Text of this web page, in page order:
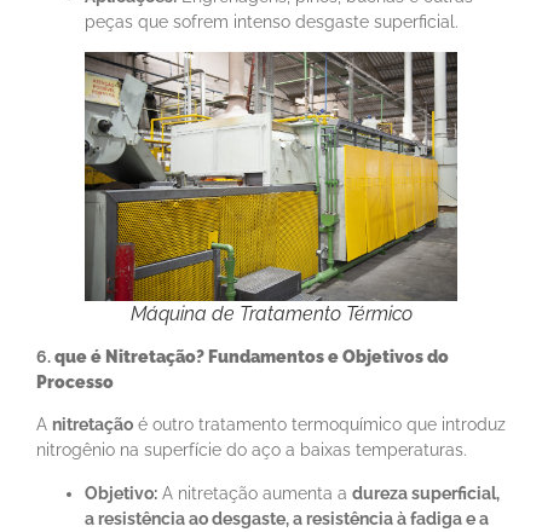
peças que sofrem intenso desgaste superficial.
Máquina de Tratamento Térmico
6.que é Nitretação? Fundamentos e Objetivos do
Processo
A nitretação é outro tratamento termoquímico que introduz
nitrogênio na superfície do aço a baixas temperaturas.
Objetivo: A nitretação aumenta a dureza superficial,
a resistência ao desgaste, a resistência à fadiga e a